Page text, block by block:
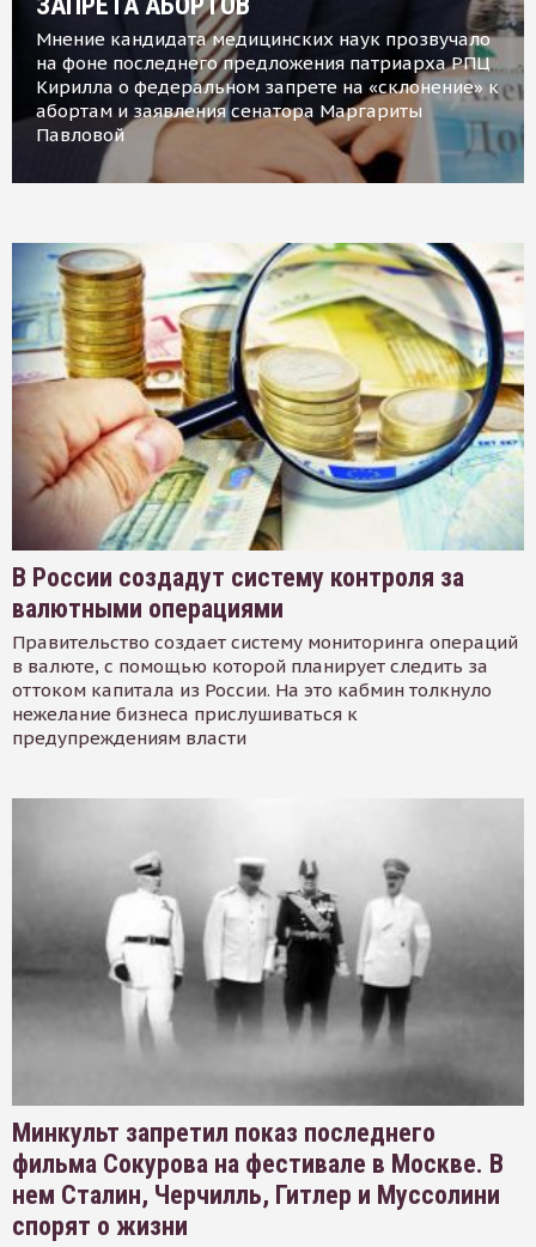
Мнение кандидата медицинских наук прозвучало
на фоне последнего предложения патриарха РПЦ
Кирилла о федеральном запрете на «склонение» к
абортам и заявления сенатора Маргариты
Павловой
В России создадут систему контроля за
валютными операциями
Правительство создает систему мониторинга операций
в валюте, с помощью которой планирует следить за
оттоком капитала из России. На это кабмин толкнуло
нежелание бизнеса прислушиваться к
предупреждениям власти
Минкульт запретил показ последнего
фильма Сокурова на фестивале в Москве. В
нем Сталин, Черчилль, Гитлер и Муссолини
спорят о жизни